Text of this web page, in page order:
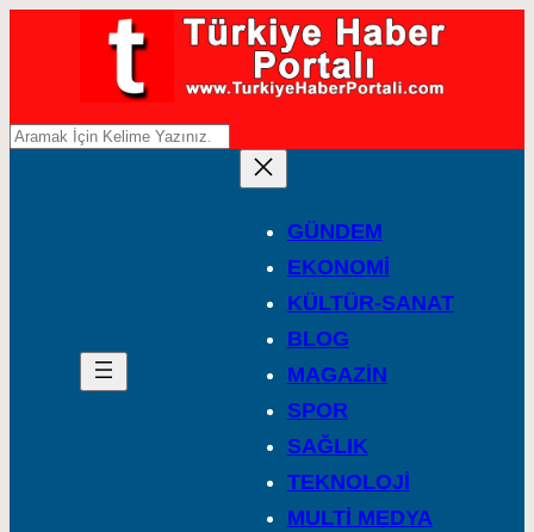
A
GÜNDEM
EKONOMİ
KÜLTÜR-SANAT
BLOG
MAGAZİN
SPOR
SAĞLIK
TEKNOLOJİ
MULTİ MEDYA